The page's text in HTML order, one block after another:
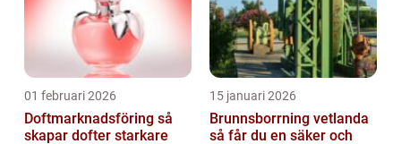
01 februari 2026
Doftmarknadsföring så
skapar dofter starkare
15 januari 2026
Brunnsborrning vetlanda
så får du en säker och